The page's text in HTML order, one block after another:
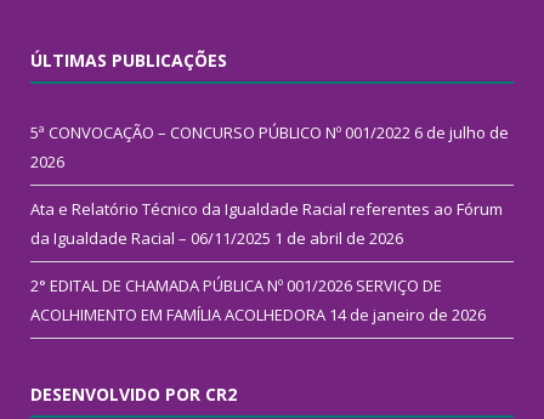
ÚLTIMAS PUBLICAÇÕES
5ª CONVOCAÇÃO – CONCURSO PÚBLICO Nº 001/2022 6 de julho de
2026
Ata e Relatório Técnico da Igualdade Racial referentes ao Fórum
da Igualdade Racial – 06/11/2025 1 de abril de 2026
2° EDITAL DE CHAMADA PÚBLICA Nº 001/2026 SERVIÇO DE
ACOLHIMENTO EM FAMÍLIA ACOLHEDORA 14 de janeiro de 2026
DESENVOLVIDO POR CR2